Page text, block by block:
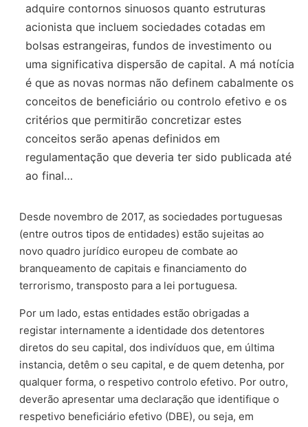
adquire contornos sinuosos quanto estruturas
acionista que incluem sociedades cotadas em
bolsas estrangeiras, fundos de investimento ou
uma significativa dispersão de capital. A má notícia
é que as novas normas não definem cabalmente os
conceitos de beneficiário ou controlo efetivo e os
critérios que permitirão concretizar estes
conceitos serão apenas definidos em
regulamentação que deveria ter sido publicada até
ao final…
Desde novembro de 2017, as sociedades portuguesas
(entre outros tipos de entidades) estão sujeitas ao
novo quadro jurídico europeu de combate ao
branqueamento de capitais e financiamento do
terrorismo, transposto para a lei portuguesa.
Por um lado, estas entidades estão obrigadas a
registar internamente a identidade dos detentores
diretos do seu capital, dos indivíduos que, em última
instancia, detêm o seu capital, e de quem detenha, por
qualquer forma, o respetivo controlo efetivo. Por outro,
deverão apresentar uma declaração que identifique o
respetivo beneficiário efetivo (DBE), ou seja, em